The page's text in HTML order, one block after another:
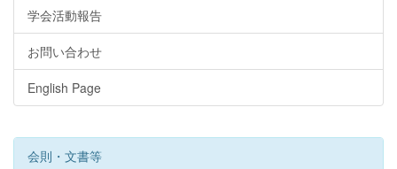
学会活動報告
お問い合わせ
English Page
会則・文書等